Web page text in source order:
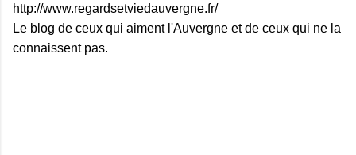
http://www.regardsetviedauvergne.fr/
Le blog de ceux qui aiment l'Auvergne et de ceux qui ne la
connaissent pas.